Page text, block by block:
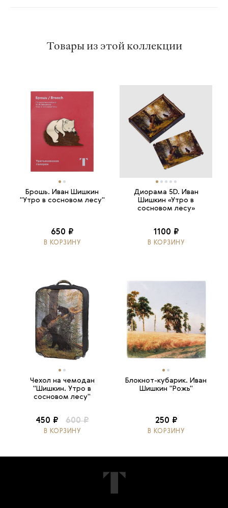
Товары из этой коллекции
Брошь. Иван Шишкин
"Утро в сосновом лесу"
650 ₽
В КОРЗИНУ
Диорама 5D. Иван
Шишкин «Утро в
сосновом лесу»
1100 ₽
В КОРЗИНУ
Чехол на чемодан
"Шишкин. Утро в
сосновом лесу"
450 ₽ 600 ₽
В КОРЗИНУ
Блокнот-кубарик. Иван
Шишкин "Рожь"
250 ₽
В КОРЗИНУ